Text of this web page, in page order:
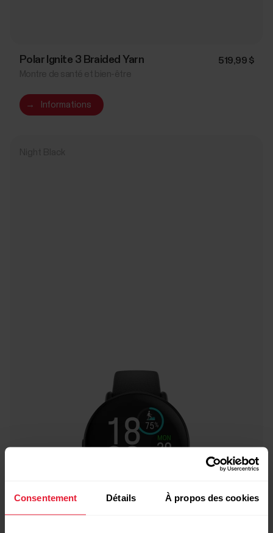
Consentement Détails À propos des cookies
Polar Ignite 3 Braided Yarn 519,99 $
→ Informations